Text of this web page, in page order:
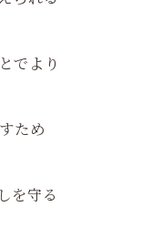
でより
ため
を守る